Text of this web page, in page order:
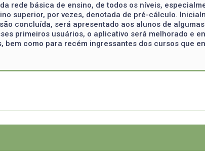
rede básica de ensino, de todos os níveis,
superior, por vezes, denotada de pré-cálculo.
concluída, será apresentado aos alunos de
primeiros usuários, o aplicativo será melhorado e
como para recém ingressantes dos cursos que